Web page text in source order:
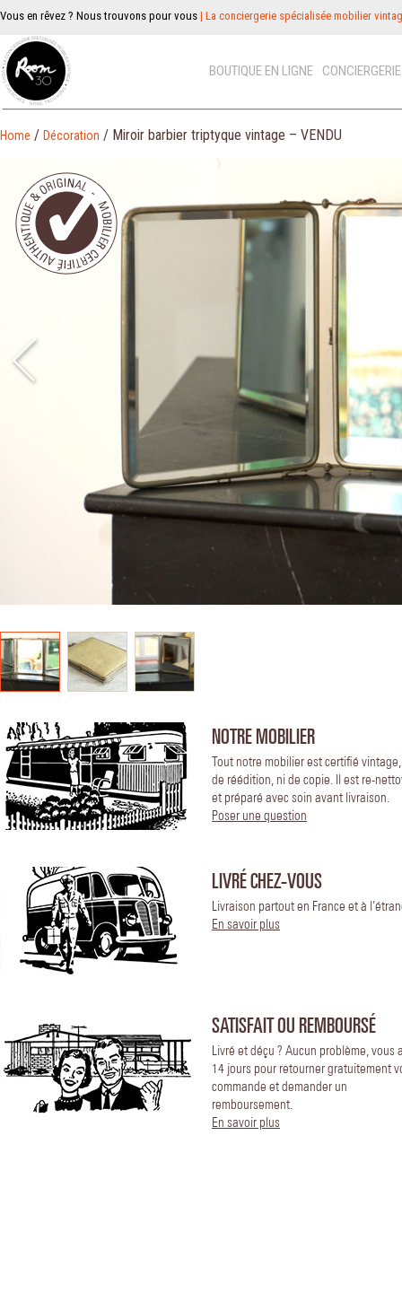
Vous en rêvez ? Nous trouvons pour vous | La conciergerie spécialisée mobilier
BOUTIQUE EN LIGNE
Home / Décoration / Miroir barbier triptyque vintage – VENDU
NOTRE MOBILIER
Tout notre mobilier est certifié
de réédition, ni de copie. Il est re-
et préparé avec soin avant livraison.
Poser une question
LIVRÉ CHEZ-VOUS
Livraison partout en France et à
En savoir plus
SATISFAIT OU REMBOURSÉ
Livré et déçu ? Aucun problème, vous
14 jours pour retourner gratuitement
commande et demander un
remboursement.
En savoir plus